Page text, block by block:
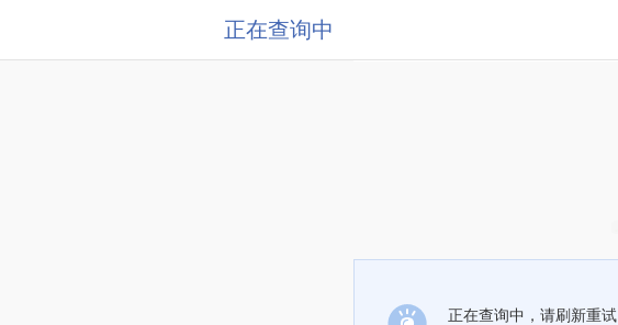
正在查询中
正在查询中，请刷新重试